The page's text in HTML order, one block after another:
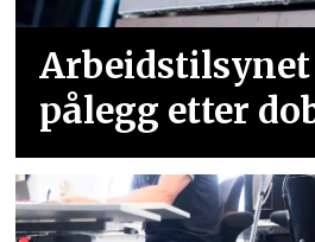
pålegg etter